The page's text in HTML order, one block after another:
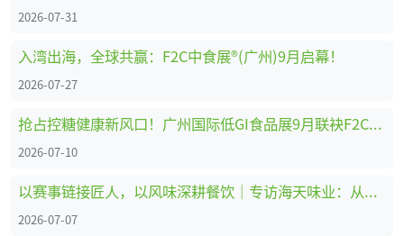
2026-07-31
入湾出海，全球共赢：F2C中食展®(广州)9月启幕！
2026-07-27
抢占控糖健康新风口！广州国际低GI食品展9月联袂F2C中食展®(广州)重磅启幕
2026-07-10
以赛事链接匠人，以风味深耕餐饮｜专访海天味业：从调味供应商到中餐行业共建者
2026-07-07